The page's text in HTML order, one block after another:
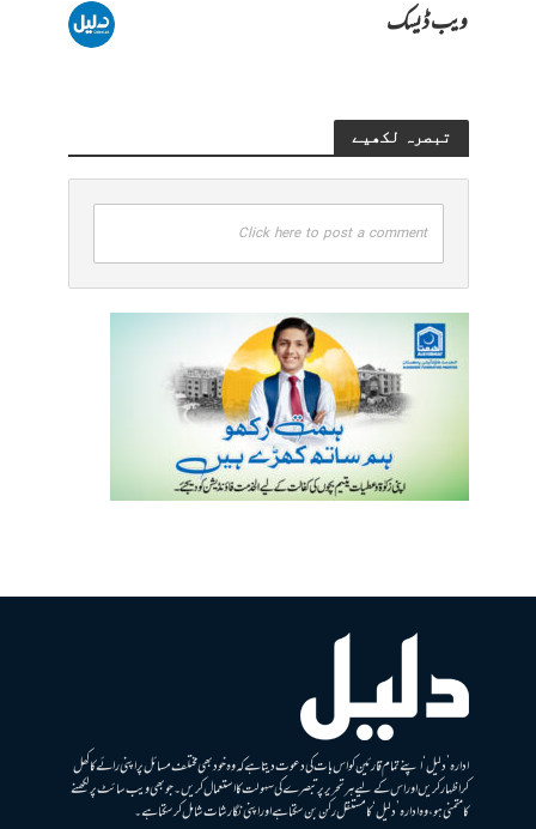
ویب ڈیسک
تبصرہ لکھیے
Click here to post a comment
ادارہ ’دلیل‘ اپنے تمام قارئین کو اس بات کی دعوت دیتا ہے کہ وہ خود بھی مختلف مسائل پر اپنی رائے کا کھل
کر اظہار کریں اور اس کے لیے ہر تحریر پر تبصرے کی سہولت کا استعمال کریں۔ جو بھی ویب سائٹ پر لکھنے
کا متمنی ہو، وہ ادارہ ’دلیل‘ کا مستقل رکن بن سکتا ہے اور اپنی نگارشات شامل کرسکتا ہے۔